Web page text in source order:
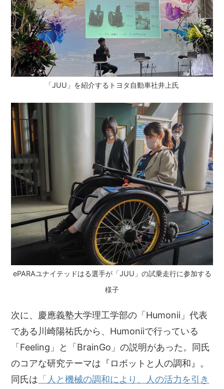
「JUU」を紹介するトヨタ自動車社井上氏
ePARAユナイテッドはる選手が「JUU」の試乗走行に参加する
様子
次に、慶應義塾大学理工学部の「Humonii」代表
である川崎陽祐氏から、Humoniiで行っている
「Feeling」と「BrainGo」の説明があった。同氏
のコアな研究テーマは『ロボットと人の調和』。
同氏は 「人と機械の調和により、人の活力を引き